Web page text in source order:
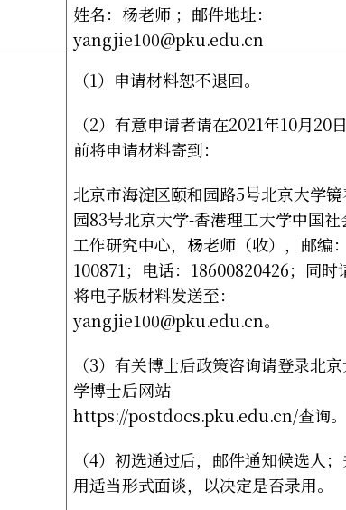
姓名：杨老师 ；邮件地址：
yangjie100@pku.edu.cn
（1）申请材料恕不退回。
（2）有意申请者请在2021年10月20
前将申请材料寄到：
北京市海淀区颐和园路5号北京大学
园83号北京大学-香港理工大学中国社
工作研究中心，杨老师（收），邮编：
100871 ；电话： 18600820426；同时
将电子版材料发送至：
yangjie100@pku.edu.cn。
（3）有关博士后政策咨询请登录北京
学博士后网站
https://postdocs.pku.edu.cn/查询。
（4）初选通过后，邮件通知候选人
用适当形式面谈，以决定是否录用。